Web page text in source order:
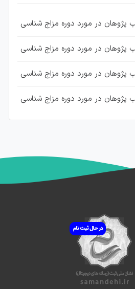
پژوهان در مورد دوره مزاج شناسی
پژوهان در مورد دوره مزاج شناسی
پژوهان در مورد دوره مزاج شناسی
پژوهان در مورد دوره مزاج شناسی